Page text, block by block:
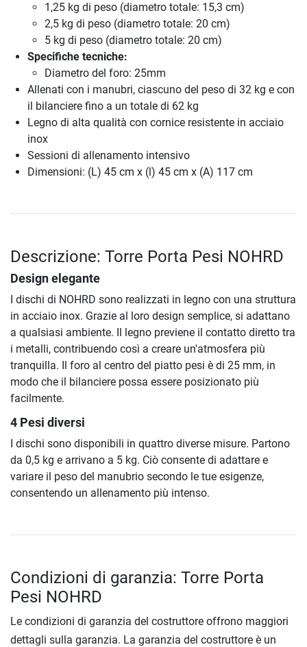
1,25 kg di peso (diametro totale: 15,3 cm)
2,5 kg di peso (diametro totale: 20 cm)
5 kg di peso (diametro totale: 20 cm)
Specifiche tecniche:
Diametro del foro: 25mm
Allenati con i manubri, ciascuno del peso di 32 kg e con
il bilanciere fino a un totale di 62 kg
Legno di alta qualità con cornice resistente in acciaio
inox
Sessioni di allenamento intensivo
Dimensioni: (L) 45 cm x (l) 45 cm x (A) 117 cm
Descrizione: Torre Porta Pesi NOHRD
Design elegante
I dischi di NOHRD sono realizzati in legno con una struttura
in acciaio inox. Grazie al loro design semplice, si adattano
a qualsiasi ambiente. Il legno previene il contatto diretto tra
i metalli, contribuendo così a creare un'atmosfera più
tranquilla. Il foro al centro del piatto pesi è di 25 mm, in
modo che il bilanciere possa essere posizionato più
facilmente.
4 Pesi diversi
I dischi sono disponibili in quattro diverse misure. Partono
da 0,5 kg e arrivano a 5 kg. Ciò consente di adattare e
variare il peso del manubrio secondo le tue esigenze,
consentendo un allenamento più intenso.
Condizioni di garanzia: Torre Porta
Pesi NOHRD
Le condizioni di garanzia del costruttore offrono maggiori
dettagli sulla garanzia. La garanzia del costruttore è un